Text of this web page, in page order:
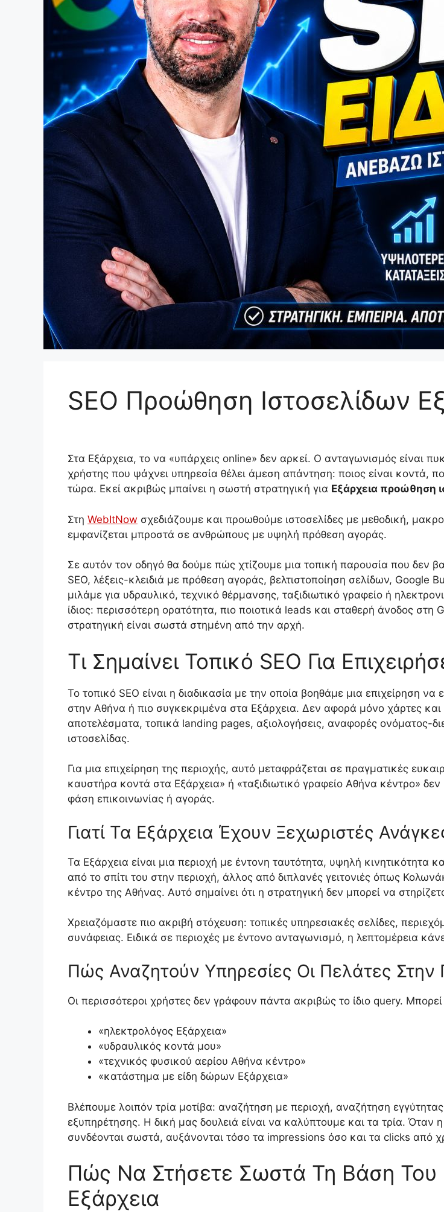
SEO Προώθηση Ιστοσελίδων
Στα Εξάρχεια, το να «υπάρχεις online» δεν αρκεί. Ο ανταγωνισμός είναι
χρήστης που ψάχνει υπηρεσία θέλει άμεση απάντηση: ποιος είναι κοντά,
τώρα. Εκεί ακριβώς μπαίνει η σωστή στρατηγική για Εξάρχεια προώθηση
Στη WebItNow σχεδιάζουμε και προωθούμε ιστοσελίδες με μεθοδική,
εμφανίζεται μπροστά σε ανθρώπους με υψηλή πρόθεση αγοράς.
Σε αυτόν τον οδηγό θα δούμε πώς χτίζουμε μια τοπική παρουσία που δεν
SEO, λέξεις-κλειδιά με πρόθεση αγοράς, βελτιστοποίηση σελίδων, Google
μιλάμε για υδραυλικό, τεχνικό θέρμανσης, ταξιδιωτικό γραφείο ή
ίδιος: περισσότερη ορατότητα, πιο ποιοτικά leads και σταθερή άνοδος στη
στρατηγική είναι σωστά στημένη από την αρχή.
Τι Σημαίνει Τοπικό SEO Για
Το τοπικό SEO είναι η διαδικασία με την οποία βοηθάμε μια επιχείρηση
στην Αθήνα ή πιο συγκεκριμένα στα Εξάρχεια. Δεν αφορά μόνο χάρτες
αποτελέσματα, τοπικά landing pages, αξιολογήσεις, αναφορές ονόματος-
ιστοσελίδας.
Για μια επιχείρηση της περιοχής, αυτό μεταφράζεται σε πραγματικές
καυστήρα κοντά στα Εξάρχεια» ή «ταξιδιωτικό γραφείο Αθήνα κέντρο»
φάση επικοινωνίας ή αγοράς.
Γιατί Τα Εξάρχεια Έχουν Ξεχωριστές
Τα Εξάρχεια είναι μια περιοχή με έντονη ταυτότητα, υψηλή κινητικότητα
από το σπίτι του στην περιοχή, άλλος από διπλανές γειτονιές όπως
κέντρο της Αθήνας. Αυτό σημαίνει ότι η στρατηγική δεν μπορεί να
Χρειαζόμαστε πιο ακριβή στόχευση: τοπικές υπηρεσιακές σελίδες,
συνάφειας. Ειδικά σε περιοχές με έντονο ανταγωνισμό, η λεπτομέρεια
Πώς Αναζητούν Υπηρεσίες Οι Πελάτες
Οι περισσότεροι χρήστες δεν γράφουν πάντα ακριβώς το ίδιο query.
«ηλεκτρολόγος Εξάρχεια»
«υδραυλικός κοντά μου»
«τεχνικός φυσικού αερίου Αθήνα κέντρο»
«κατάστημα με είδη δώρων Εξάρχεια»
Βλέπουμε λοιπόν τρία μοτίβα: αναζήτηση με περιοχή, αναζήτηση
εξυπηρέτησης. Η δική μας δουλειά είναι να καλύπτουμε και τα τρία. Όταν
συνδέονται σωστά, αυξάνονται τόσο τα impressions όσο και τα clicks από
Πώς Να Στήσετε Σωστά Τη Βάση Του
Εξάρχεια